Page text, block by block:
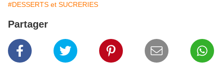
#DESSERTS et SUCRERIES
Partager